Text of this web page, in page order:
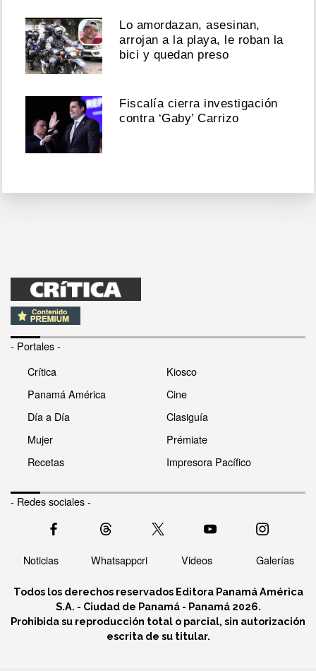
Lo amordazan, asesinan,
arrojan a la playa, le roban la
bici y quedan preso
Fiscalía cierra investigación
contra ‘Gaby’ Carrizo
- Portales -
Crítica
Panamá América
Día a Día
Mujer
Recetas
Kiosco
Cine
Clasiguía
Prémiate
Impresora Pacífico
- Redes sociales -
Noticias Whatsappcri Videos Galerías
Todos los derechos reservados Editora Panamá América
S.A. - Ciudad de Panamá - Panamá 2026.
Prohibida su reproducción total o parcial, sin autorización
escrita de su titular.